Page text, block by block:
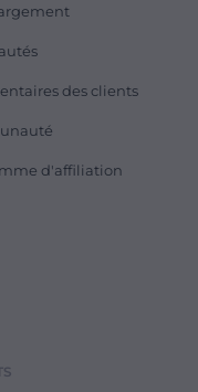
des clients
d'affiliation